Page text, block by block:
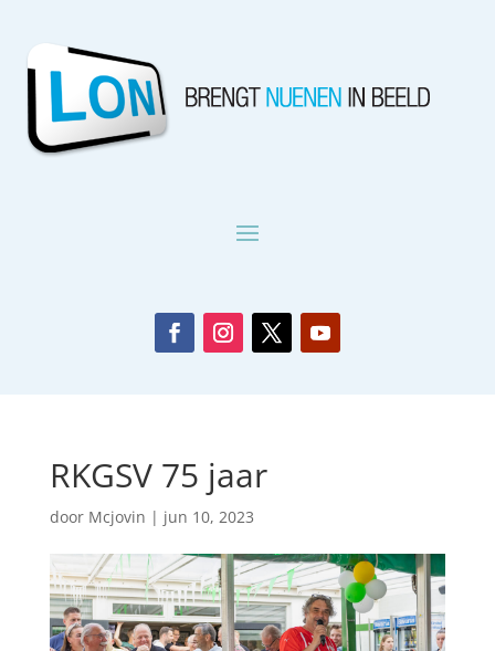
RKGSV 75 jaar
door Mcjovin | jun 10, 2023